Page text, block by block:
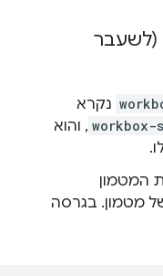
(לשעבר
נקרא
, והוא
המטמון
מטמון. בגרסה